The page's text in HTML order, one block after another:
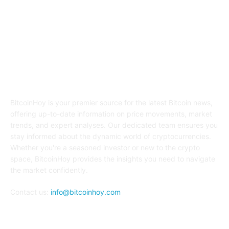
info@bitcoinhoy.com